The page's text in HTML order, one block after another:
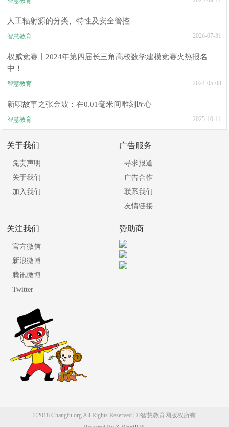
人工辐射源的分类、特性及安全管控
智慧教育 2026-07-31
权威竞赛丨2024年第四届长三角高校数学建模竞赛火热报名
中！
智慧教育 2024-05-08
新职故事之张金坡：在0.01毫米间雕刻匠心
智慧教育 2025-10-11
关于我们
免责声明
关于我们
加入我们
广告服务
寻求报道
广告合作
联系我们
友情链接
关注我们
官方微信
新浪微博
腾讯微博
Twitter
赞助商
©2018 Changfu.org All Rights Reserved | ©智慧教育网版权所有